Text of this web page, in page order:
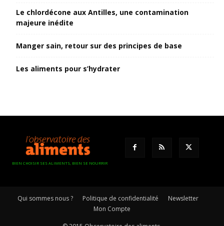
Le chlordécone aux Antilles, une contamination
majeure inédite
Manger sain, retour sur des principes de base
Les aliments pour s’hydrater
BIEN CHOISIR SES ALIMENTS, BIEN SE NOURRIR
Qui sommes nous ? Politique de confidentialité
Newsletter
Mon Compte